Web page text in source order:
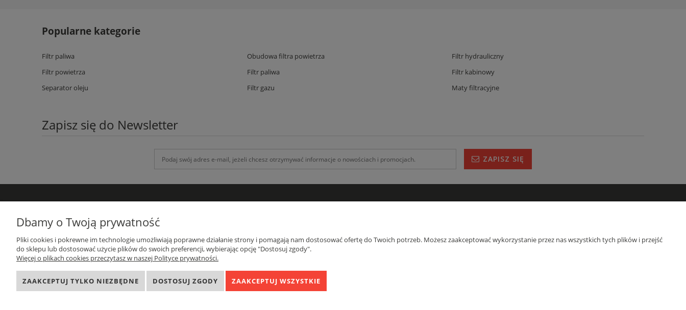
Popularne kategorie
Filtr paliwa
Filtr powietrza
Separator oleju
Obudowa filtra powietrza
Filtr paliwa
Filtr gazu
Filtr hydrauliczny
Filtr kabinowy
Maty filtracyjne
Zapisz się do Newsletter
ZAPISZ SIĘ
GRUPA-ATH
ul. Targowa 1A/4, 19-300 Ełk
woj. warmińsko-mazurskie
662 027 377
NIP: 8481549323
Zamówienia specjalne
Koszty Dostawy , Formy płatności
Blog
Dbamy o Twoją prywatność
Pliki cookies i pokrewne im technologie umożliwiają poprawne działanie strony i pomagają nam dostosować ofertę do Twoich potrzeb. Możesz zaakceptować wykorzystanie przez nas wszystkich tych plików i przejść
do sklepu lub dostosować użycie plików do swoich preferencji, wybierając opcję "Dostosuj zgody".
Więcej o plikach cookies przeczytasz w naszej Polityce prywatności.
ZAAKCEPTUJ TYLKO NIEZBĘDNE DOSTOSUJ ZGODY ZAAKCEPTUJ WSZYSTKIE